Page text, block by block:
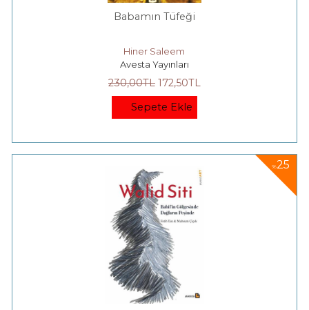
Babamın Tüfeği
Hiner Saleem
Avesta Yayınları
230,00TL 172,50TL
Sepete Ekle
%25